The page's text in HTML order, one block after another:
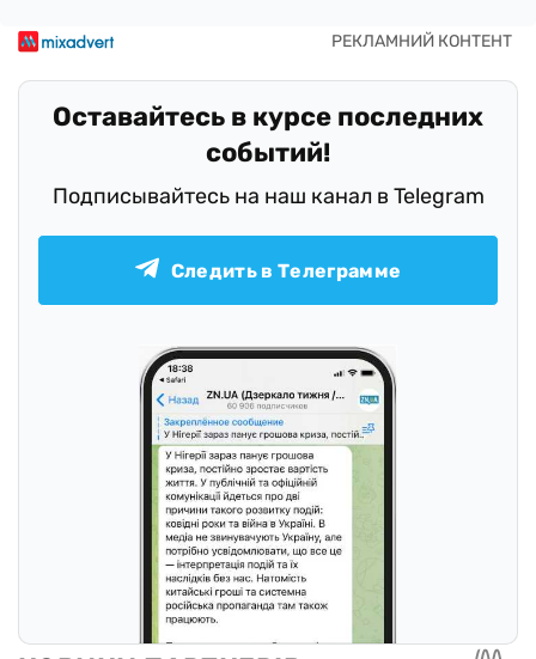
Оставайтесь в курсе последних
событий!
Подписывайтесь на наш канал в Telegram
Следить в Телеграмме